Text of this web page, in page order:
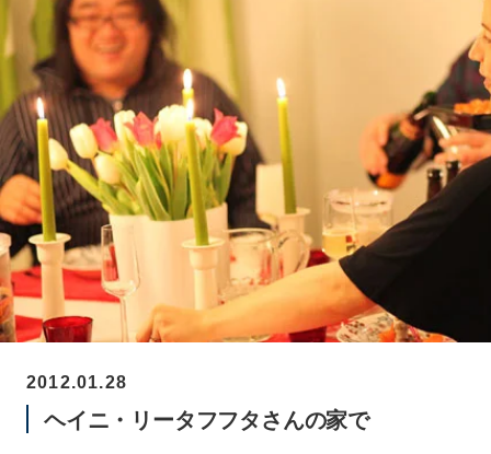
2012.01.28
ヘイニ・リータフフタさんの家で